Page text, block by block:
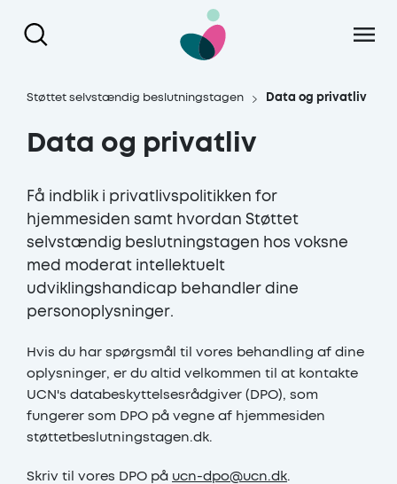
Støttet selvstændig beslutningstagen Data og privatliv
Data og privatliv
Få indblik i privatlivspolitikken for
hjemmesiden samt hvordan Støttet
selvstændig beslutningstagen hos voksne
med moderat intellektuelt
udviklingshandicap behandler dine
personoplysninger.
Hvis du har spørgsmål til vores behandling af dine
oplysninger, er du altid velkommen til at kontakte
UCN's databeskyttelsesrådgiver (DPO), som
fungerer som DPO på vegne af hjemmesiden
støttetbeslutningstagen.dk.
Skriv til vores DPO på ucn-dpo@ucn.dk.